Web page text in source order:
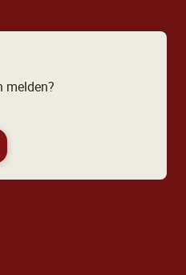
melden?